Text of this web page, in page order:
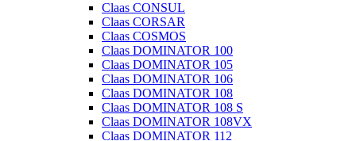
Claas CONSUL
Claas CORSAR
Claas COSMOS
Claas DOMINATOR 100
Claas DOMINATOR 105
Claas DOMINATOR 106
Claas DOMINATOR 108
Claas DOMINATOR 108 S
Claas DOMINATOR 108VX
Claas DOMINATOR 112